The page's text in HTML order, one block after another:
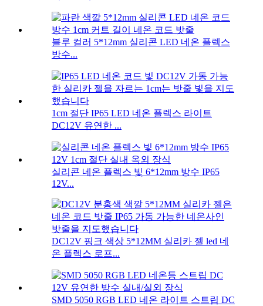
블루 컬러 5*12mm 실리콘 LED 네온 플렉스
방수...
1cm 절단 IP65 LED 네온 플렉스 라이트
DC12V 유연한 ...
실리콘 네온 플렉스 빛 6*12mm 방수 IP65
12V...
DC12V 핑크 색상 5*12MM 실리카 젤 led 네
온 플렉스 로프...
SMD 5050 RGB LED 네온 라이트 스트립 DC